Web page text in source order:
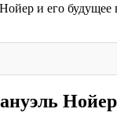
и его будущее